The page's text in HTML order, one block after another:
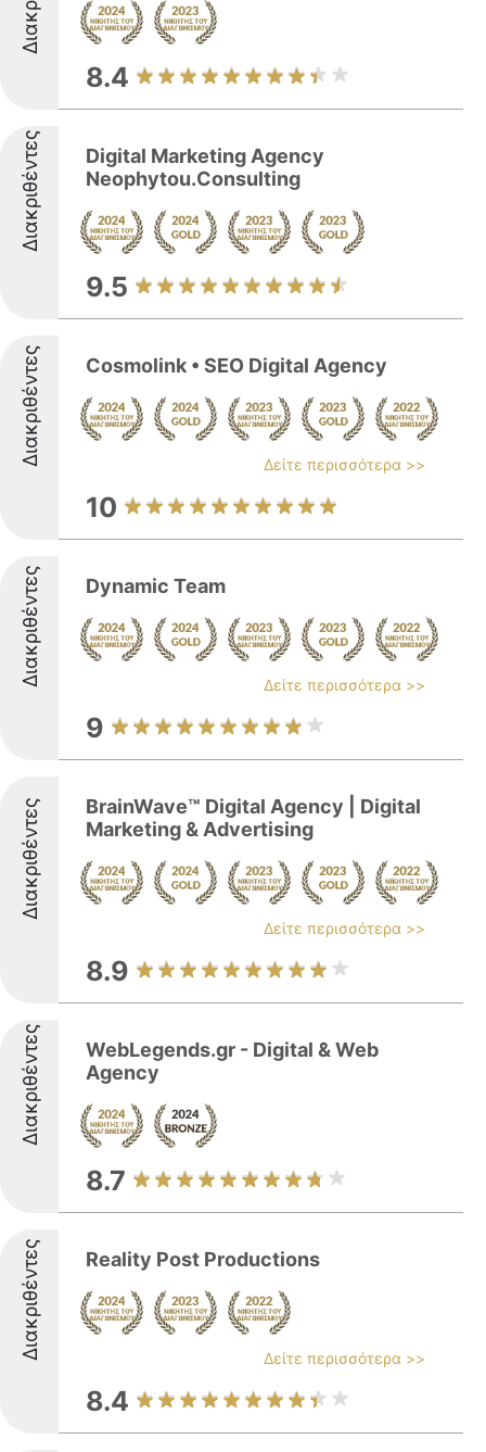
8.4
Διακριθέντες
Digital Marketing Agency
Neophytou.Consulting
9.5
Διακριθέντες Cosmolink • SEO Digital Agency
Δείτε περισσότερα >>
10
Διακριθέντες Dynamic Team
Δείτε περισσότερα >>
9
Διακριθέντες
BrainWave™ Digital Agency | Digital
Marketing & Advertising
Δείτε περισσότερα >>
8.9
Διακριθέντες
WebLegends.gr - Digital & Web
Agency
8.7
Διακριθέντες Reality Post Productions
Δείτε περισσότερα >>
8.4